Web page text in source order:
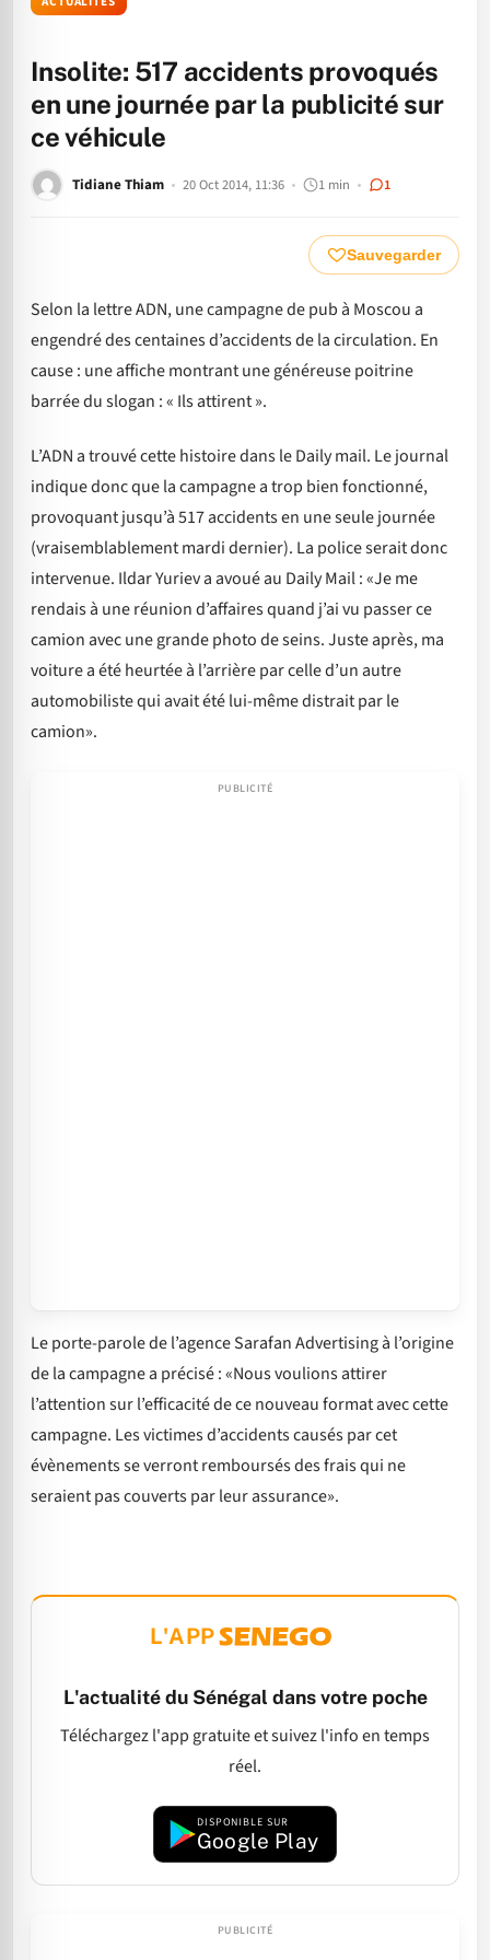
Insolite: 517 accidents provoqués
en une journée par la publicité sur
ce véhicule
Tidiane Thiam 20 Oct 2014, 11:36 1 min 1
Sauvegarder
Selon la lettre ADN, une campagne de pub à Moscou a
engendré des centaines d’accidents de la circulation. En
cause : une affiche montrant une généreuse poitrine
barrée du slogan : « Ils attirent ».
L’ADN a trouvé cette histoire dans le Daily mail. Le journal
indique donc que la campagne a trop bien fonctionné,
provoquant jusqu’à 517 accidents en une seule journée
(vraisemblablement mardi dernier). La police serait donc
intervenue. Ildar Yuriev a avoué au Daily Mail : «Je me
rendais à une réunion d’affaires quand j’ai vu passer ce
camion avec une grande photo de seins. Juste après, ma
voiture a été heurtée à l’arrière par celle d’un autre
automobiliste qui avait été lui-même distrait par le
camion».
Le porte-parole de l’agence Sarafan Advertising à l’origine
de la campagne a précisé : «Nous voulions attirer
l’attention sur l’efficacité de ce nouveau format avec cette
campagne. Les victimes d’accidents causés par cet
évènements se verront remboursés des frais qui ne
seraient pas couverts par leur assurance».
L'APP
L'actualité du Sénégal dans votre poche
Téléchargez l'app gratuite et suivez l'info en temps
réel.
DISPONIBLE SUR
Google Play